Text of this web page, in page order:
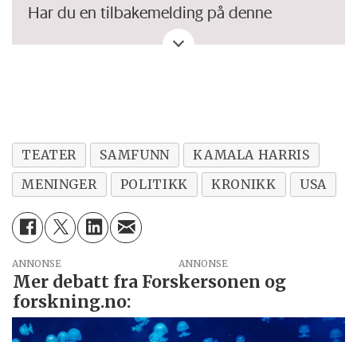
Har du en tilbakemelding på denne
kronikken. Eller spørsmål, ros eller kritikk
TEATER SAMFUNN
KAMALA HARRIS
MENINGER
POLITIKK KRONIKK USA
ANNONSE
Mer debatt fra Forskersonen og
forskning.no: